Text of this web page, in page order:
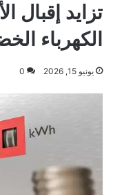
تزايد إقبال
الكهرباء
يونيو 15, 2026 0